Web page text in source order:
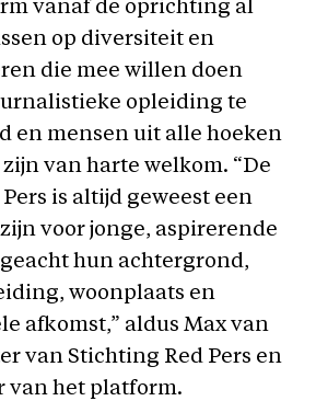
vanaf de oprichting al
op diversiteit en
die mee willen doen
opleiding te
en mensen uit alle hoeken
van harte welkom. “De
is altijd geweest een
voor jonge, aspirerende
hun achtergrond,
woonplaats en
afkomst,” aldus Max van
van Stichting Red Pers en
van het platform.